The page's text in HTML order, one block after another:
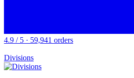
4.9 / 5 · 59,941 orders
Divisions